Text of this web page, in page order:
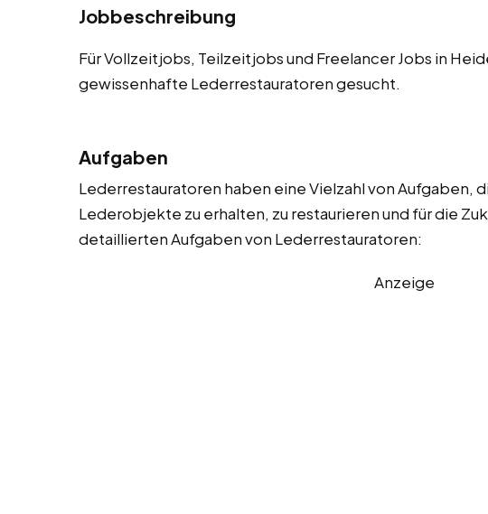
Jobbeschreibung
Für Vollzeitjobs, Teilzeitjobs und Freelancer Jobs in
gewissenhafte Lederrestauratoren gesucht.
Aufgaben
Lederrestauratoren haben eine Vielzahl von Aufgaben,
Lederobjekte zu erhalten, zu restaurieren und für die
detaillierten Aufgaben von Lederrestauratoren:
Anzeige